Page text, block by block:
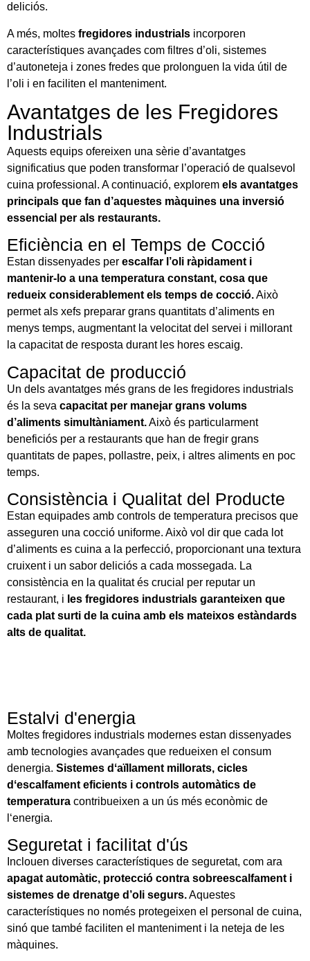
deliciós.
A més, moltes fregidores industrials incorporen
característiques avançades com filtres d’oli, sistemes
d’autoneteja i zones fredes que prolonguen la vida útil de
l’oli i en faciliten el manteniment.
Avantatges de les Fregidores
Industrials
Aquests equips ofereixen una sèrie d’avantatges
significatius que poden transformar l’operació de qualsevol
cuina professional. A continuació, explorem els avantatges
principals que fan d’aquestes màquines una inversió
essencial per als restaurants.
Eficiència en el Temps de Cocció
Estan dissenyades per escalfar l’oli ràpidament i
mantenir-lo a una temperatura constant, cosa que
redueix considerablement els temps de cocció.Això
permet als xefs preparar grans quantitats d’aliments en
menys temps, augmentant la velocitat del servei i millorant
la capacitat de resposta durant les hores escaig.
Capacitat de producció
Un dels avantatges més grans de les fregidores industrials
és la seva capacitat per manejar grans volums
d’aliments simultàniament.Això és particularment
beneficiós per a restaurants que han de fregir grans
quantitats de papes, pollastre, peix, i altres aliments en poc
temps.
Consistència i Qualitat del Producte
Estan equipades amb controls de temperatura precisos que
asseguren una cocció uniforme. Això vol dir que cada lot
d’aliments es cuina a la perfecció, proporcionant una textura
cruixent i un sabor deliciós a cada mossegada. La
consistència en la qualitat és crucial per reputar un
restaurant, i les fregidores industrials garanteixen que
cada plat surti de la cuina amb els mateixos estàndards
alts de qualitat.
Estalvi d'energia
Moltes fregidores industrials modernes estan dissenyades
amb tecnologies avançades que redueixen el consum
denergia. Sistemes dʻaïllament millorats, cicles
dʻescalfament eficients i controls automàtics de
temperatura contribueixen a un ús més econòmic de
lʻenergia.
Seguretat i facilitat d'ús
Inclouen diverses característiques de seguretat, com ara
apagat automàtic, protecció contra sobreescalfament i
sistemes de drenatge d’oli segurs.Aquestes
característiques no només protegeixen el personal de cuina,
sinó que també faciliten el manteniment i la neteja de les
màquines.